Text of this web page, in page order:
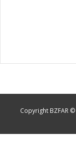
Copyright BZFAR